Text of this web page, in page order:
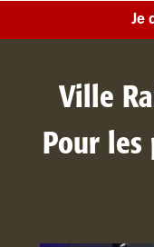
Je
Ville
Pour les